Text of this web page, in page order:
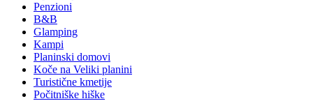
Penzioni
B&B
Glamping
Kampi
Planinski domovi
Koče na Veliki planini
Turistične kmetije
Počitniške hiške